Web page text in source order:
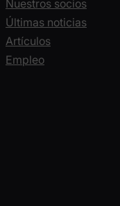
Nuestros socios
Últimas noticias
Artículos
Empleo